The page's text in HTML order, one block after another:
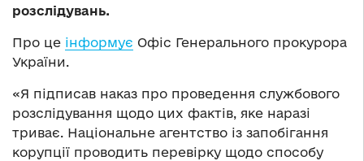
розслідувань.
Про це інформує Офіс Генерального прокурора
України.
«Я підписав наказ про проведення службового
розслідування щодо цих фактів, яке наразі
триває. Національне агентство із запобігання
корупції проводить перевірку щодо способу